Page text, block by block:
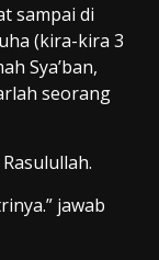
sampai di
(kira-kira 3
Sya’ban,
seorang
jawab